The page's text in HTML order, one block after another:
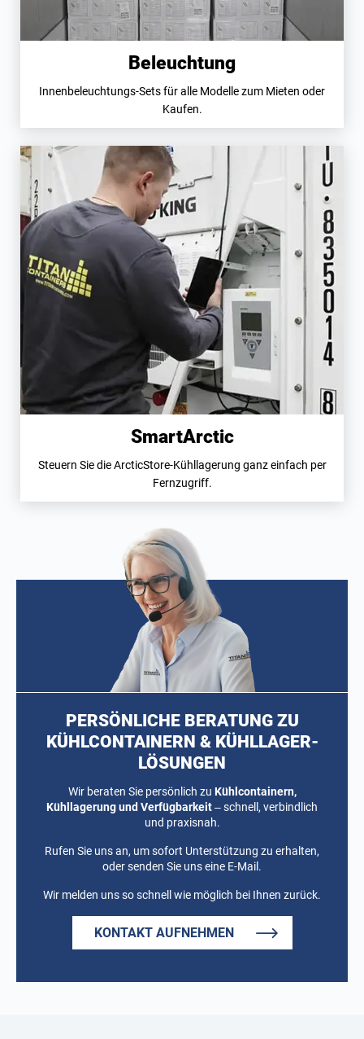
Beleuchtung
Innenbeleuchtungs-Sets für alle Modelle zum Mieten oder
Kaufen.
SmartArctic
Steuern Sie die ArcticStore-Kühllagerung ganz einfach per
Fernzugriff.
PERSÖNLICHE BERATUNG ZU
KÜHLCONTAINERN & KÜHLLAGER-
LÖSUNGEN
Wir beraten Sie persönlich zu Kühlcontainern,
Kühllagerung und Verfügbarkeit– schnell, verbindlich
und praxisnah.
Rufen Sie uns an, um sofort Unterstützung zu erhalten,
oder senden Sie uns eine E-Mail.
Wir melden uns so schnell wie möglich bei Ihnen zurück.
KONTAKT AUFNEHMEN